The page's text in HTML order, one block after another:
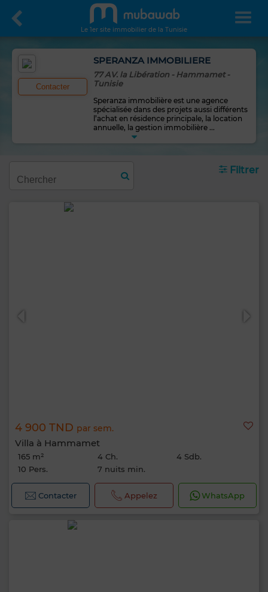
Le 1er site immobilier de la Tunisie
Contacter
SPERANZA IMMOBILIERE
77 AV. la Libération - Hammamet -
Tunisie
Speranza immobilière est une agence
spécialisée dans des projets aussi différents
l’achat en résidence principale, la location
annuelle, la gestion immobilière ...
Filtrer
4 900 TND par sem.
Villa à Hammamet
165 m² 4 Ch.
4 Sdb.
10 Pers.
7 nuits min.
Contacter Appelez WhatsApp